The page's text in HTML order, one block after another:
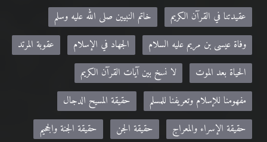
عقيدتنا في القرآن الكريم
خاتم النبيين صلى الله عليه وسلم
وفاة عيسى بن مريم عليه السلام
الجهاد في الإسلام
عقوبة المرتد
الحياة بعد الموت
لا نسخ بين آيات القرآن الكريم
مفهومنا للإسلام وتعريفنا للمسلم
حقيقة المسيح الدجال
حقيقة الإسراء والمعراج
حقيقة الجن حقيقة الجنة والجحيم